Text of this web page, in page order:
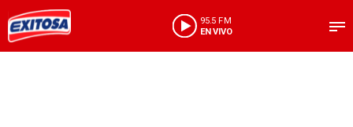
95.5 FM
EN VIVO